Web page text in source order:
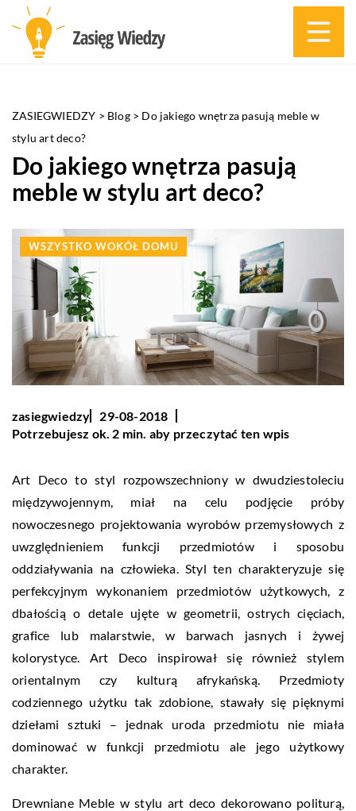
ZASIEGWIEDZY > Blog> Do jakiego wnętrza pasują meble w
stylu art deco?
Do jakiego wnętrza pasują
meble w stylu art deco?
WSZYSTKO WOKÓŁ DOMU
zasiegwiedzy
29-08-2018
Potrzebujesz ok. 2 min. aby przeczytać ten wpis
Art Deco to styl rozpowszechniony w dwudziestoleciu
międzywojennym, miał na celu podjęcie próby
nowoczesnego projektowania wyrobów przemysłowych z
uwzględnieniem funkcji przedmiotów i sposobu
oddziaływania na człowieka. Styl ten charakteryzuje się
perfekcyjnym wykonaniem przedmiotów użytkowych, z
dbałością o detale ujęte w geometrii, ostrych cięciach,
grafice lub malarstwie, w barwach jasnych i żywej
kolorystyce. Art Deco inspirował się również stylem
orientalnym czy kulturą afrykańską. Przedmioty
codziennego użytku tak zdobione, stawały się pięknymi
dziełami sztuki – jednak uroda przedmiotu nie miała
dominować w funkcji przedmiotu ale jego użytkowy
charakter.
Drewniane Meble w stylu art deco dekorowano politurą,